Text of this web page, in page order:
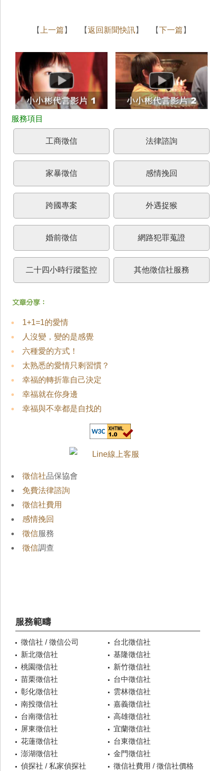
【 上一篇 】 【返回新聞快訊】 【下一篇 】
工商徵信 法律諮詢
家暴徵信 感情挽回
跨國專案 外遇捉猴
婚前徵信 網路犯罪蒐證
二十四小時行蹤監控 其他徵信社服務
1+1=1的愛情
人沒變，變的是感覺
六種愛的方式！
太熟悉的愛情只剩習慣？
幸福的轉折靠自己決定
幸福就在你身邊
幸福與不幸都是自找的
徵信社品保協會
免費法律諮詢
徵信社費用
感情挽回
徵信服務
徵信調查
服務範疇
徵信社 / 徵信公司
台北徵信社
新北徵信社
基隆徵信社
桃園徵信社
新竹徵信社
苗栗徵信社
台中徵信社
彰化徵信社
雲林徵信社
南投徵信社
嘉義徵信社
台南徵信社
高雄徵信社
屏東徵信社
宜蘭徵信社
花蓮徵信社
台東徵信社
澎湖徵信社
金門徵信社
偵探社 / 私家偵探社
徵信社費用 / 徵信社價格